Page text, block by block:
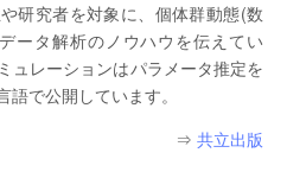
研究者を対象に、個体群動態(数
ータ解析のノウハウを伝えてい
ュレーションはパラメータ推定を
で公開しています。
⇒ 共立出版